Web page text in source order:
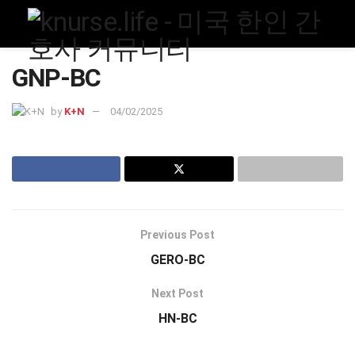
GNP-BC
by K+N 04/02/2025
Previous Post
GERO-BC
Next Post
HN-BC